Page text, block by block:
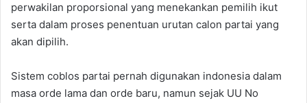
perwakilan proporsional yang menekankan pemilih ikut
serta dalam proses penentuan urutan calon partai yang
akan dipilih.
Sistem coblos partai pernah digunakan indonesia dalam
masa orde lama dan orde baru, namun sejak UU No